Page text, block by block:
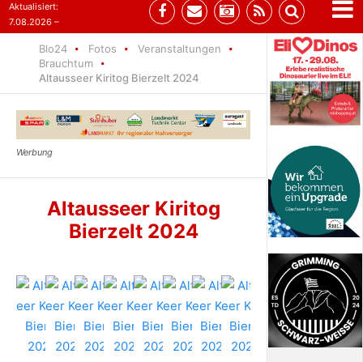
Aktualisiert:
7.08.2026 –
Blo24 Fotos
Veranstaltungen
Brauchtum
Altausseer Kiritog Bierzelt 2024
Altausseer Kiritog
Bierzelt 2024